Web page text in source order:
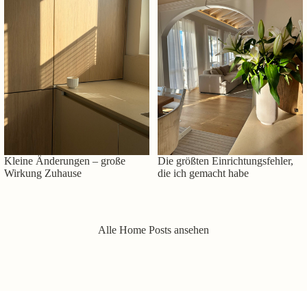
Kleine Änderungen – große
Wirkung Zuhause
Die größten Einrichtungsfehler,
die ich gemacht habe
Alle Home Posts ansehen